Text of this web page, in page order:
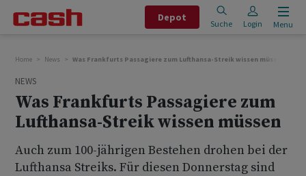
Depot
Suche Login Menu
Home News Was Frankfurts Passagiere zum Lufthansa-Streik wissen müssen
NEWS
Was Frankfurts Passagiere zum
Lufthansa-Streik wissen müssen
Auch zum 100-jährigen Bestehen drohen bei der
Lufthansa Streiks. Für diesen Donnerstag sind